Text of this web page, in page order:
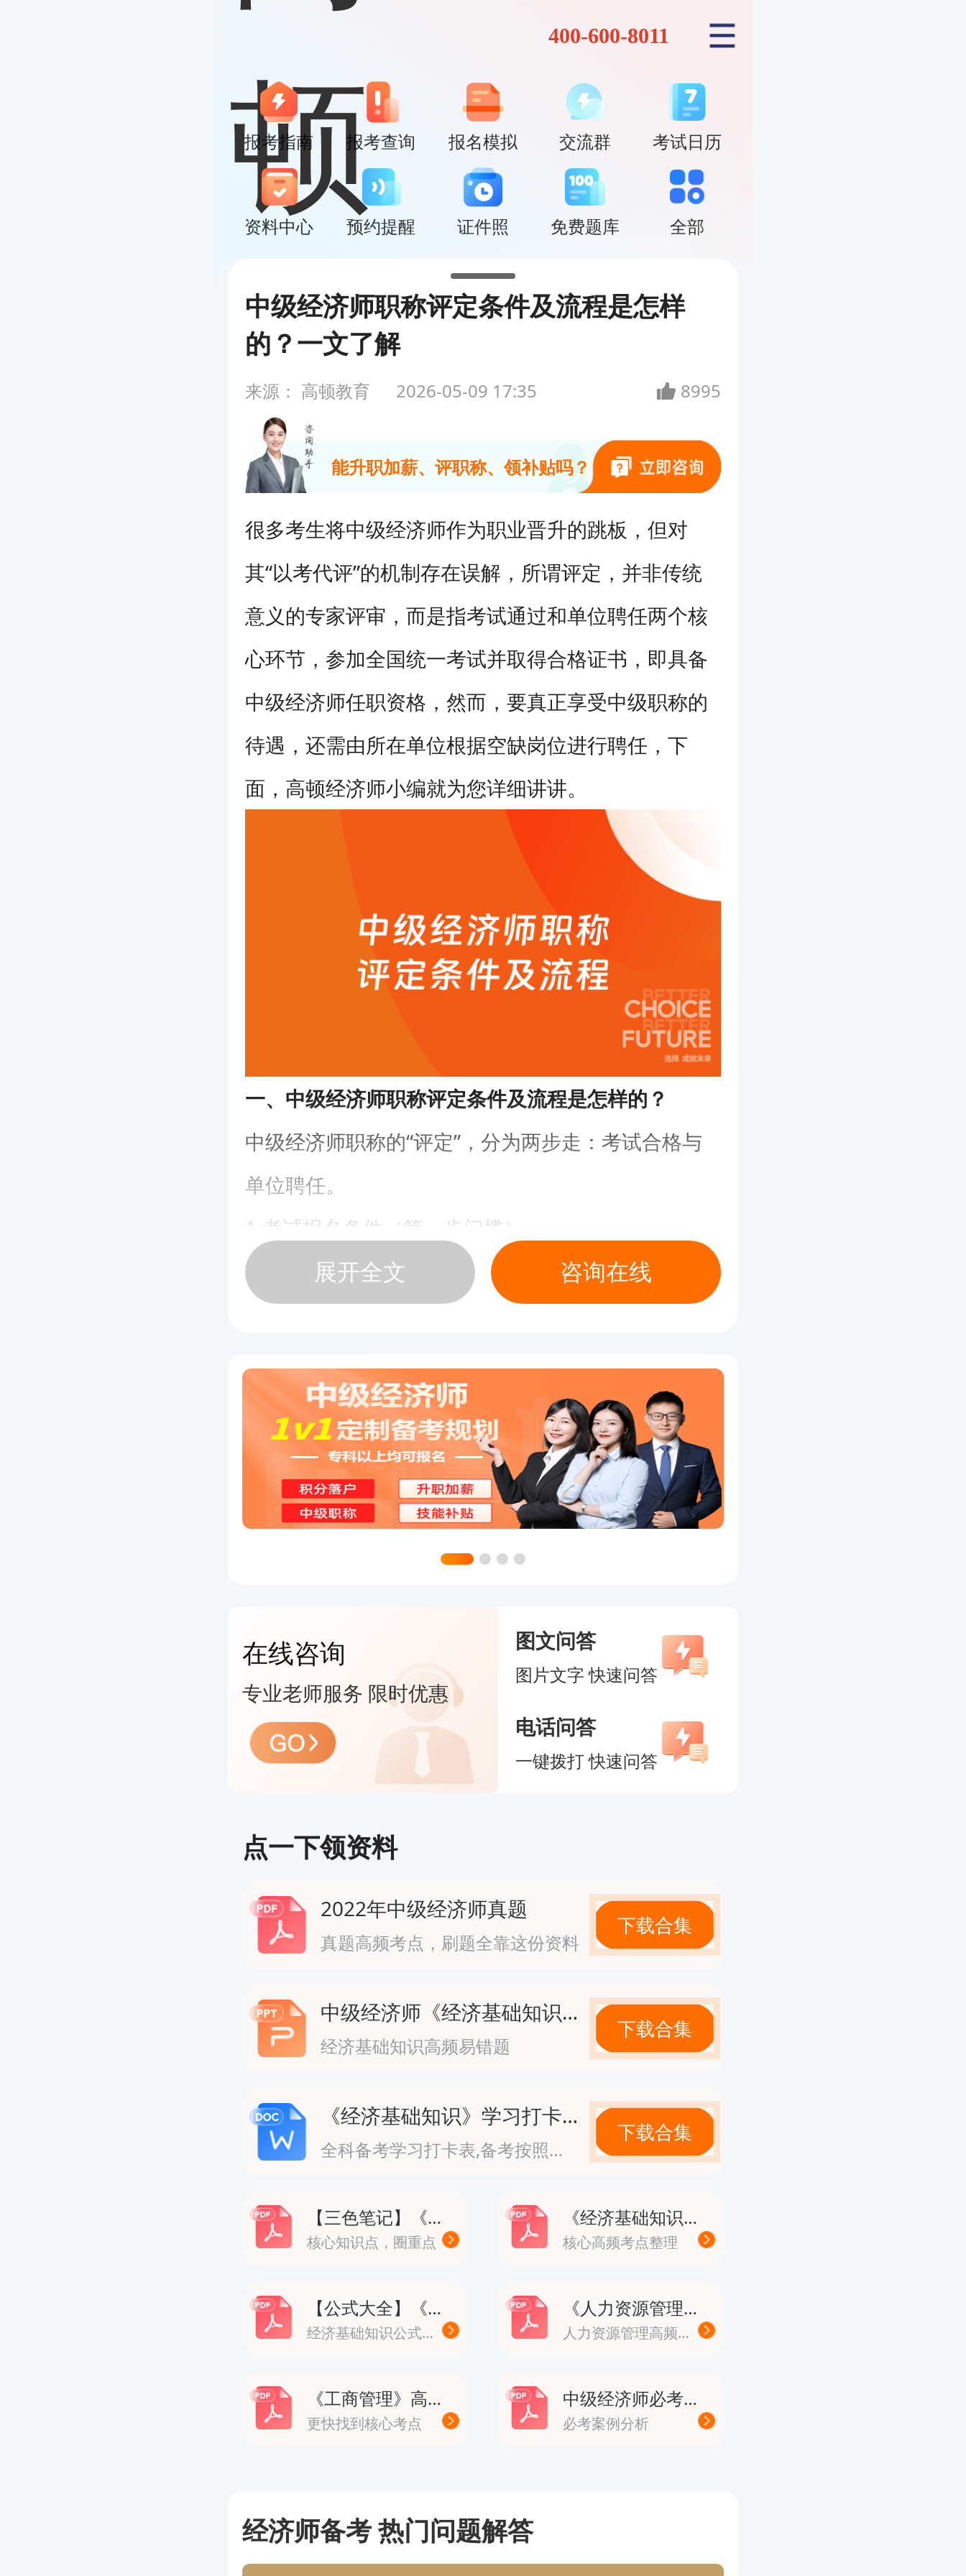
400-600-8011
报考指南 报考查询 报名模拟 交流群 考试日历
资料中心 预约提醒 证件照 免费题库 全部
中级经济师职称评定条件及流程是怎样
的？一文了解
来源： 高顿教育 2026-05-09 17:35 8995
中级经济师到底难不难？
能升职加薪、评职称、领补贴吗？
中级经济师选哪个专业最好考？
上班族怎么高效备考？
考过之后怎么领证、怎么评职称？
很多考生将中级经济师作为职业晋升的跳板，但对
其“以考代评”的机制存在误解，所谓评定，并非传统
意义的专家评审，而是指考试通过和单位聘任两个核
心环节，参加全国统一考试并取得合格证书，即具备
中级经济师任职资格，然而，要真正享受中级职称的
待遇，还需由所在单位根据空缺岗位进行聘任，下
面，高顿经济师小编就为您详细讲讲。
一、中级经济师职称评定条件及流程是怎样的？
中级经济师职称的“评定”，分为两步走：考试合格与
单位聘任。
1.考试报名条件（第一步门槛）
要参加2026年中级经济师考试，须满足以下条件之
业工作满10年。
大学专科学历，从事相关专业工作满6年。
大学本科学历或学士学位，从事相关专业工作满4年。
第二学士学位或研究生班毕业，从事相关专业工作满2
具备博士学位，可直接报考，无工作年限要求。
注意：学历须为国家承认，工作年限计算截止到2026
年12月31日。
2.考试与聘任流程（第二步流程）
报名考试：登录中国人事考试网，在2026年7-8月完
参加考试：2026年11月初参加全国统一机考，考试科
目为《经济基础知识》与《专业知识与实务》。
获取证书：两个科目在连续两个考试年度内均达到84
分，即合格，由人社部颁发证书。
中级岗位空缺，向单位申请聘任，经审核通过后，即
二、2026年中级经济师职称评定时间怎么安排？
任展开，对于2026年的考生，关键时间点如下：
1.考试相关时间
网上报名：7月22日-8月12日，各省市时间有差异，
切勿错过。
登录报名网站自行打印。
全国统考：2026年11月7日-8日。
展开全文 咨询在线
在线咨询
专业老师服务 限时优惠
图文问答
图片文字 快速问答
电话问答
一键拨打 快速问答
点一下领资料
2022年中级经济师真题
真题高频考点，刷题全靠这份资料
下载合集
中级经济师《经济基础知识》高频易错题
经济基础知识高频易错题
下载合集
《经济基础知识》学习打卡表
全科备考学习打卡表,备考按照计划走
下载合集
【三色笔记】《经济基础知识》· 修正版
核心知识点，圈重点
《经济基础知识》高频考点总结100个
核心高频考点整理
【公式大全】《经济基础知识》公式
经济基础知识公式大全
《人力资源管理》高频易错题
人力资源管理高频易错题
《工商管理》高频考点
更快找到核心考点
中级经济师必考案例分析题
必考案例分析
经济师备考 热门问题解答